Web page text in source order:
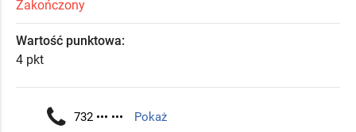
Zakończony
Wartość punktowa:
4 pkt
732 ••• ••• Pokaż